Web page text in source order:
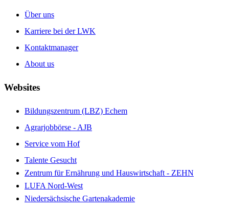
Über uns
Karriere bei der LWK
Kontaktmanager
About us
Websites
Bildungszentrum (LBZ) Echem
Agrarjobbörse - AJB
Service vom Hof
Talente Gesucht
Zentrum für Ernährung und Hauswirtschaft - ZEHN
LUFA Nord-West
Niedersächsische Gartenakademie